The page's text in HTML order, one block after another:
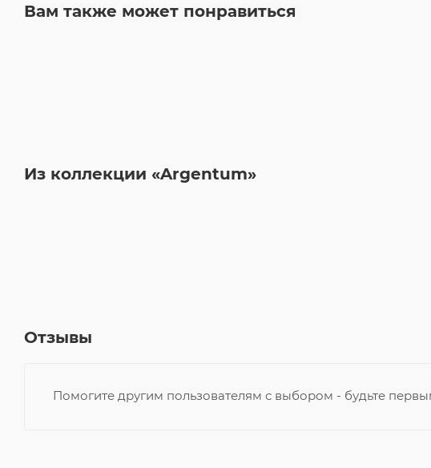
Вам также может понравиться
Из коллекции «Argentum»
Отзывы
Помогите другим пользователям с выбором - будьте